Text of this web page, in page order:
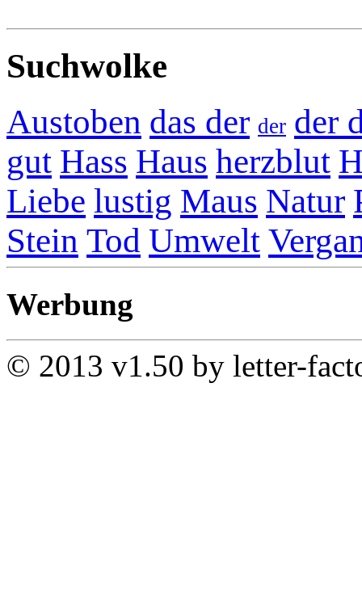
Suchwolke
Austoben das der der der
gut Hass Haus herzblut
Liebe lustig Maus Natur
Stein Tod Umwelt
Werbung
© 2013 v1.50 by letter-